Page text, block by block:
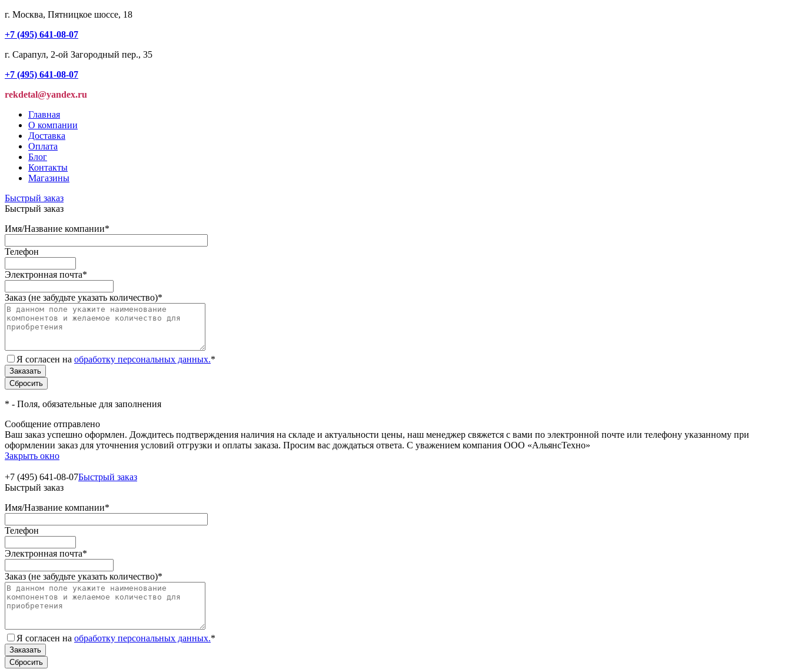
г. Москва, Пятницкое шоссе, 18
+7 (495) 641-08-07
г. Сарапул, 2-ой Загородный пер., 35
+7 (495) 641-08-07
rekdetal@yandex.ru
Главная
О компании
Доставка
Оплата
Блог
Контакты
Магазины
Быстрый заказ
Быстрый заказ
Имя/Название компании*
Телефон
Электронная почта*
Заказ (не забудьте указать количество)*
Я согласен на обработку персональных данных.*
* - Поля, обязательные для заполнения
Сообщение отправлено
Ваш заказ успешно оформлен. Дождитесь подтверждения наличия на складе и актуальности цены, наш менеджер свяжется с вами по электронной почте или телефону указанному при
оформлении заказ для уточнения условий отгрузки и оплаты заказа. Просим вас дождаться ответа. С уважением компания ООО «АльянсТехно»
Закрыть окно
+7 (495) 641-08-07Быстрый заказ
Быстрый заказ
Имя/Название компании*
Телефон
Электронная почта*
Заказ (не забудьте указать количество)*
Я согласен на обработку персональных данных.*